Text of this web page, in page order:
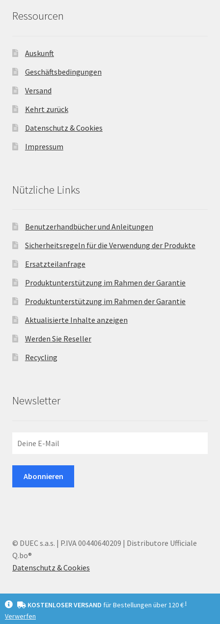
Ressourcen
Auskunft
Geschäftsbedingungen
Versand
Kehrt zurück
Datenschutz & Cookies
Impressum
Nützliche Links
Benutzerhandbücher und Anleitungen
Sicherheitsregeln für die Verwendung der Produkte
Ersatzteilanfrage
Produktunterstützung im Rahmen der Garantie
Produktunterstützung im Rahmen der Garantie
Aktualisierte Inhalte anzeigen
Werden Sie Reseller
Recycling
Newsletter
© DUEC s.a.s. | P.IVA 00440640209 | Distributore Ufficiale
Q.bo®
Datenschutz & Cookies
KOSTENLOSER VERSAND für Bestellungen über 120 €I
Verwerfen